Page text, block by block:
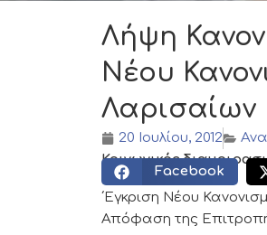
Λήψη
Νέου
Λαρισαίων
20 Ιουλίου, 2012
Κοινωνικός
Facebook
΄Εγκριση Νέου
Απόφαση της